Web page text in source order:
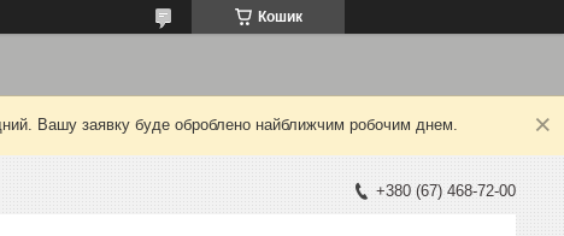
Кошик
Вашу заявку буде оброблено найближчим робочим днем.
+380 (67) 468-72-00